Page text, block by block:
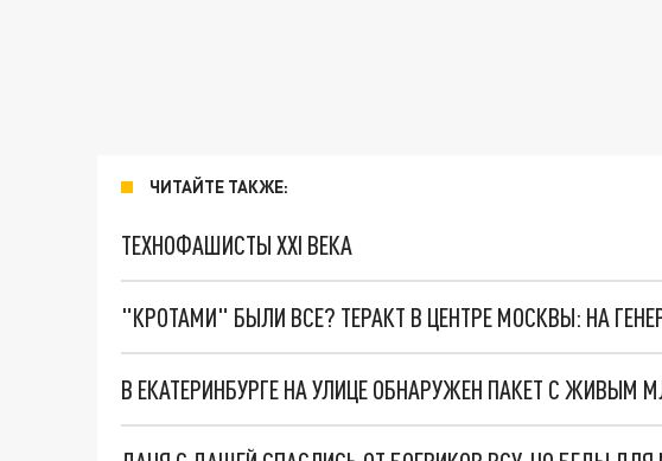
ЧИТАЙТЕ ТАКЖЕ:
ТЕХНОФАШИСТЫ XXI ВЕКА
"КРОТАМИ" БЫЛИ ВСЕ? ТЕРАКТ В ЦЕНТРЕ МОСКВЫ: НА
В ЕКАТЕРИНБУРГЕ НА УЛИЦЕ ОБНАРУЖЕН ПАКЕТ С ЖИВЫМ